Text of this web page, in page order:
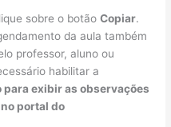
sobre o botão Copiar.
da aula também
professor, aluno ou
habilitar a
para exibir as observações
portal do